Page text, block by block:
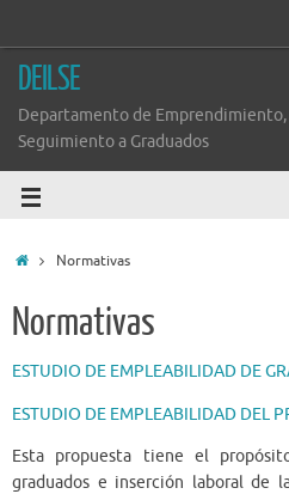
DEILSE
Departamento de Emprendimiento,
Seguimiento a Graduados
Normativas
Normativas
ESTUDIO DE EMPLEABILIDAD DE
ESTUDIO DE EMPLEABILIDAD DEL
Esta propuesta tiene el
graduados e inserción laboral de